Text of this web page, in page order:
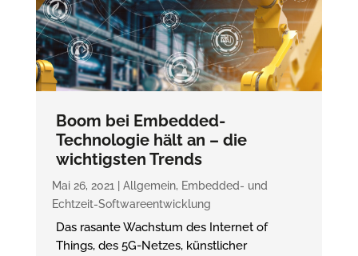
Boom bei Embedded-
Technologie hält an – die
wichtigsten Trends
Mai 26, 2021 Allgemein, Embedded- und
Echtzeit-Softwareentwicklung
Das rasante Wachstum des Internet of
Things, des 5G-Netzes, künstlicher